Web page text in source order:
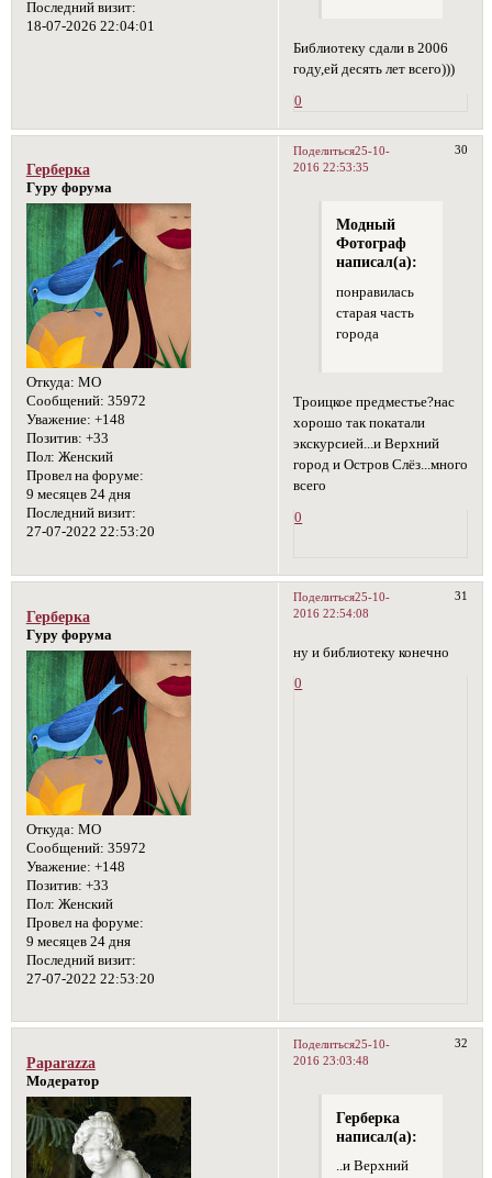
Последний визит:
18-07-2026 22:04:01
Библиотеку сдали в 2006
году,ей десять лет всего)))
0
Поделиться 30
25-10-
2016 22:53:35
Герберка
Гуру форума
Откуда: МО
Сообщений: 35972
Уважение: +148
Позитив: +33
Пол: Женский
Провел на форуме:
9 месяцев 24 дня
Последний визит:
27-07-2022 22:53:20
Модный
Фотограф
написал(а):
понравилась
старая часть
города
Троицкое предместье?нас
хорошо так покатали
экскурсией...и Верхний
город и Остров Слёз...много
всего
0
Поделиться 31
25-10-
2016 22:54:08
Герберка
Гуру форума
Откуда: МО
Сообщений: 35972
Уважение: +148
Позитив: +33
Пол: Женский
Провел на форуме:
9 месяцев 24 дня
Последний визит:
27-07-2022 22:53:20
ну и библиотеку конечно
0
Поделиться 32
25-10-
2016 23:03:48
Paparazza
Модератор
Герберка
написал(а):
..и Верхний